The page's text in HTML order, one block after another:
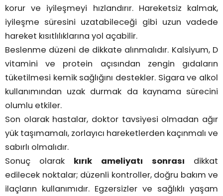
korur ve iyileşmeyi hızlandırır. Hareketsiz kalmak,
iyileşme süresini uzatabileceği gibi uzun vadede
hareket kısıtlılıklarına yol açabilir.
Beslenme düzeni de dikkate alınmalıdır. Kalsiyum, D
vitamini ve protein açısından zengin gıdaların
tüketilmesi kemik sağlığını destekler. Sigara ve alkol
kullanımından uzak durmak da kaynama sürecini
olumlu etkiler.
Son olarak hastalar, doktor tavsiyesi olmadan ağır
yük taşımamalı, zorlayıcı hareketlerden kaçınmalı ve
sabırlı olmalıdır.
Sonuç olarak kırık ameliyatı sonrası dikkat
edilecek noktalar; düzenli kontroller, doğru bakım ve
ilaçların kullanımıdır. Egzersizler ve sağlıklı yaşam